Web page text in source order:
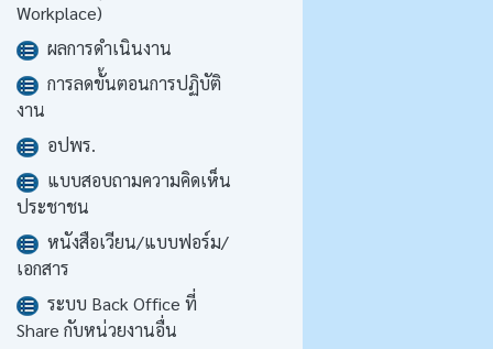
Workplace)
ผลการดำเนินงาน
การลดขั้นตอนการปฏิบัติ
งาน
อปพร.
แบบสอบถามความคิดเห็น
ประชาชน
หนังสือเวียน/แบบฟอร์ม/
เอกสาร
ระบบ Back Office ที่
Share กับหน่วยงานอื่น